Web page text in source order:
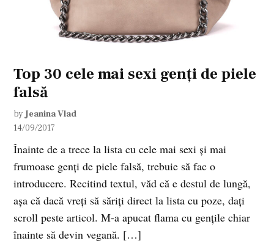
Top 30 cele mai sexi genți de piele
falsă
by Jeanina Vlad
14/09/2017
Înainte de a trece la lista cu cele mai sexi și mai
frumoase genți de piele falsă, trebuie să fac o
introducere. Recitind textul, văd că e destul de lungă,
așa că dacă vreți să săriți direct la lista cu poze, dați
scroll peste articol. M-a apucat flama cu gențile chiar
înainte să devin vegană. […]